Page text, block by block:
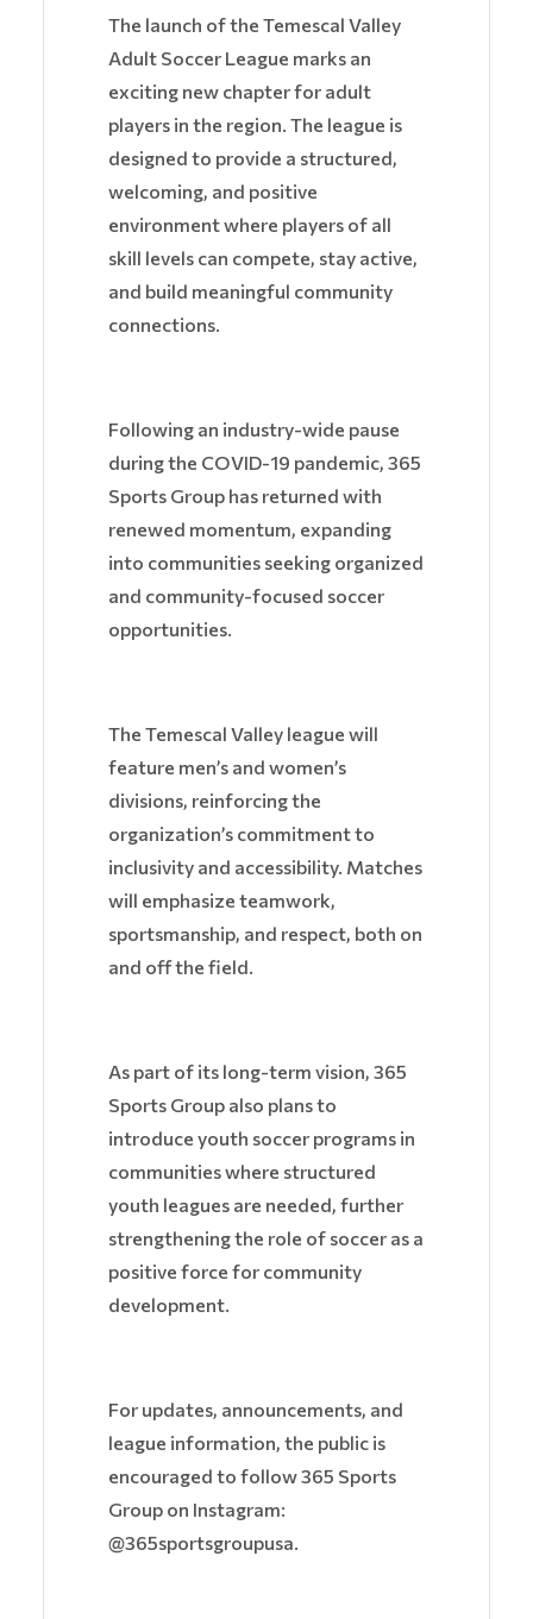
The launch of the Temescal Valley
Adult Soccer League marks an
exciting new chapter for adult
players in the region. The league is
designed to provide a structured,
welcoming, and positive
environment where players of all
skill levels can compete, stay active,
and build meaningful community
connections.
Following an industry-wide pause
during the COVID-19 pandemic, 365
Sports Group has returned with
renewed momentum, expanding
into communities seeking organized
and community-focused soccer
opportunities.
The Temescal Valley league will
feature men’s and women’s
divisions, reinforcing the
organization’s commitment to
inclusivity and accessibility. Matches
will emphasize teamwork,
sportsmanship, and respect, both on
and off the field.
As part of its long-term vision, 365
Sports Group also plans to
introduce youth soccer programs in
communities where structured
youth leagues are needed, further
strengthening the role of soccer as a
positive force for community
development.
For updates, announcements, and
league information, the public is
encouraged to follow 365 Sports
Group on Instagram:
@365sportsgroupusa.